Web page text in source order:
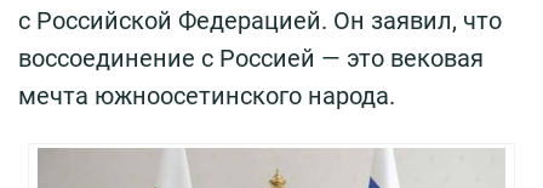
с Российской Федерацией. Он заявил, что
воссоединение с Россией — это вековая
мечта южноосетинского народа.